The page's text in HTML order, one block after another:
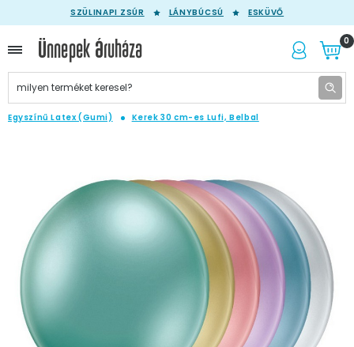
SZÜLINAPI ZSÚR LÁNYBÚCSÚ ESKÜVŐ
0
Egyszínű Latex (Gumi) Kerek 30 cm-es Lufi, Belbal